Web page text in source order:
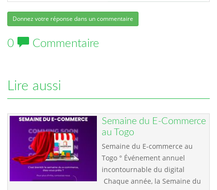
Donnez votre réponse dans un commentaire
0 Commentaire
Lire aussi
Semaine du E-Commerce
au Togo
Semaine du E-commerce au
Togo ° Événement annuel
incontournable du digital
Chaque année, la Semaine du